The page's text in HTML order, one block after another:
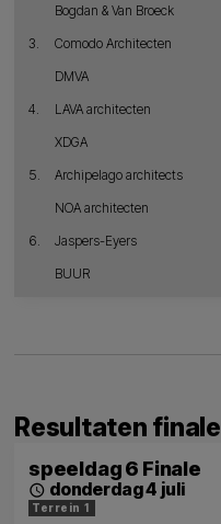
Bogdan & Van Broeck
3.
Comodo Architecten
DMVA
4.
LAVA architecten
XDGA
5.
Archipelago architects
NOA architecten
6.
Jaspers-Eyers
BUUR
Resultaten finale
speeldag 6 Finale
schedule donderdag 4 juli
Terrein 1